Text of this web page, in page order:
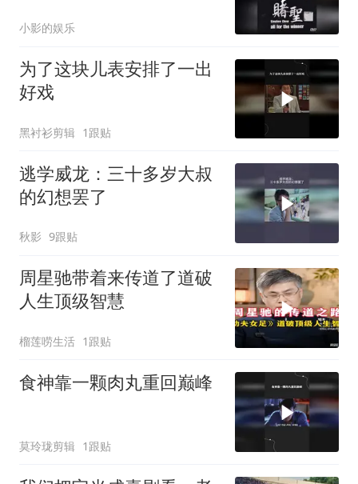
小影的娱乐
为了这块儿表安排了一出
好戏
黑衬衫剪辑 1跟贴
逃学威龙：三十多岁大叔
的幻想罢了
秋影 9跟贴
周星驰带着来传道了道破
人生顶级智慧
榴莲唠生活 1跟贴
食神靠一颗肉丸重回巅峰
莫玲珑剪辑 1跟贴